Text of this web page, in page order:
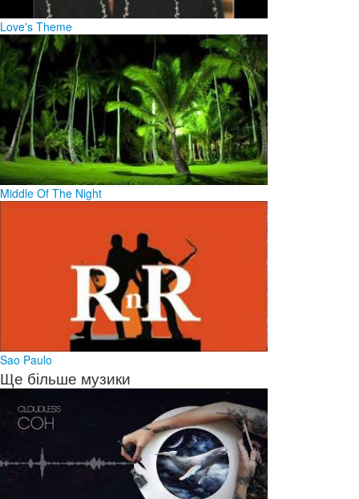
Love's Theme
Middle Of The Night
Sao Paulo
Ще більше музики